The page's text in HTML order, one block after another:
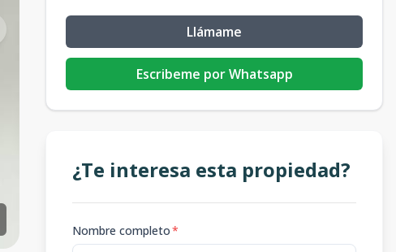
Llámame
Escribeme por Whatsapp
¿Te interesa esta propiedad?
Nombre completo*